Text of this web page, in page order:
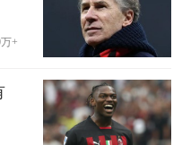
+